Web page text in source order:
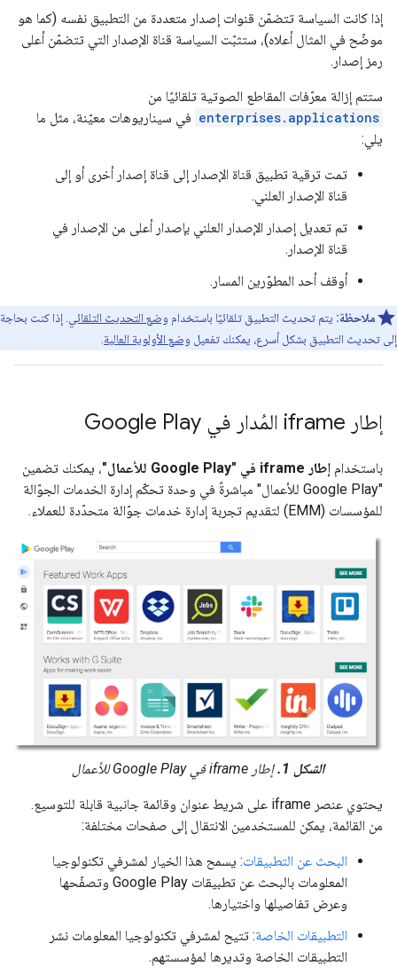
إذا كانت السياسة تتضمّن قنوات إصدار متعددة من التطبيق نفسه (كما هو
موضّح في المثال أعلاه)، ستثبّت السياسة قناة الإصدار التي تتضمّن أعلى
رمز إصدار.
ستتم إزالة معرّفات المقاطع الصوتية تلقائيًا من
enterprises.applications في سيناريوهات معيّنة، مثل ما
يلي:
تمت ترقية تطبيق قناة الإصدار إلى قناة إصدار أخرى أو إلى
قناة الإصدار العلني.
تم تعديل إصدار الإصدار العلني بإصدار أعلى من الإصدار في
قناة الإصدار.
أوقف أحد المطوّرين المسار.
ملاحظة: يتم تحديث التطبيق تلقائيًا باستخدام وضع التحديث التلقائي
. إذا كنت بحاجة
إلى تحديث التطبيق بشكل أسرع، يمكنك تفعيل وضع الأولوية العالية
إطار iframe المُدار في Google Play
باستخدام إطار iframe في "Google Play للأعمال"
، يمكنك تضمين
"Google Play للأعمال" مباشرةً في وحدة تحكّم إدارة الخدمات الجوّالة
للمؤسسات (EMM) لتقديم تجربة إدارة خدمات جوّالة متحدّدة للعملاء.
الشكل 1. إطار iframe في Google Play للأعمال
يحتوي عنصر iframe على شريط عنوان وقائمة جانبية قابلة للتوسيع.
من القائمة، يمكن للمستخدمين الانتقال إلى صفحات مختلفة:
البحث عن التطبيقات: يسمح هذا الخيار لمشرفي تكنولوجيا
المعلومات بالبحث عن تطبيقات Google Play وتصفّحها
وعرض تفاصيلها واختيارها.
التطبيقات الخاصة: تتيح لمشرفي تكنولوجيا المعلومات نشر
التطبيقات الخاصة وتديرها لمؤسستهم.